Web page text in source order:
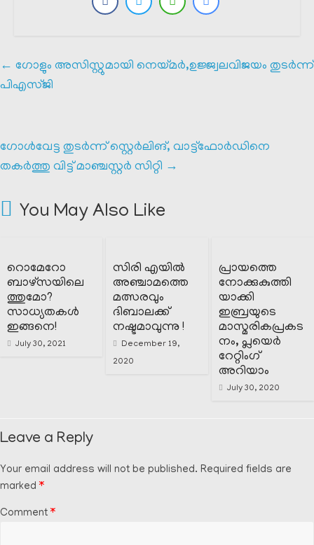
← ഗോളും അസിസ്റ്റുമായി നെയ്മർ,ഉജ്ജ്വലവിജയം തുടർന്ന്
പിഎസ്ജി
ഗോൾവേട്ട തുടർന്ന് സ്റ്റെർലിങ്, വാട്ട്ഫോർഡിനെ
തകർത്തു വിട്ട് മാഞ്ചസ്റ്റർ സിറ്റി →
You May Also Like
റൊമേറോ
ബാഴ്സയിലെ
ത്തുമോ?
സാധ്യതകൾ
ഇങ്ങനെ!
July 30, 2021
സിരി എയിൽ
അഞ്ചാമത്തെ
മത്സരവും
ദിബാലക്ക്‌
നഷ്ടമാവുന്നു !
December 19,
2020
പ്രായത്തെ
നോക്കുകുത്തി
യാക്കി
ഇബ്രയുടെ
മാസ്മരികപ്രകട
നം, പ്ലയെർ
റേറ്റിംഗ്
അറിയാം
July 30, 2020
Leave a Reply
Your email address will not be published. Required fields are
marked *
Comment *